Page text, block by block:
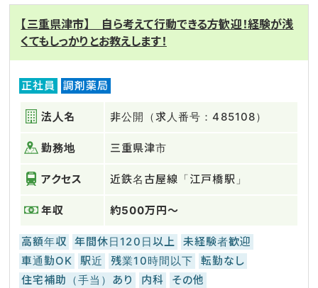
【三重県津市】 自ら考えて行動できる方歓迎！経験が浅
くてもしっかりとお教えします！
正社員 調剤薬局
法人名 非公開（求人番号：485108）
勤務地 三重県津市
アクセス 近鉄名古屋線「江戸橋駅」
年収 約500万円～
高額年収 年間休日120日以上
未経験者歓迎
車通勤OK
駅近 残業10時間以下
転勤なし
住宅補助（手当）あり
内科 その他